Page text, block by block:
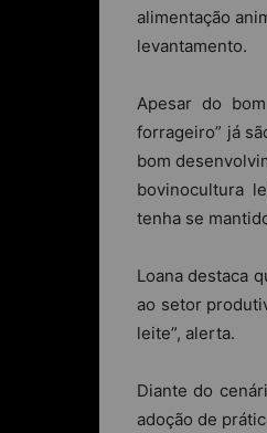
alimentação
levantamento.
Apesar do
forrageiro” já
bom
bovinocultura
tenha se
Loana destaca
ao setor
leite”, alerta.
Diante do
adoção de